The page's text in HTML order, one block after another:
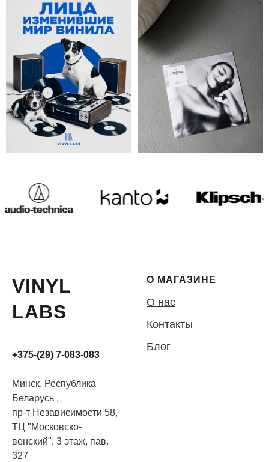
VINYL
LABS
+375-(29) 7-083-083
Минск, Республика
Беларусь ,
пр-т Независимости 58,
ТЦ "Московско-
венский", 3 этаж, пав.
327
О МАГАЗИНЕ
О нас
Контакты
Блог